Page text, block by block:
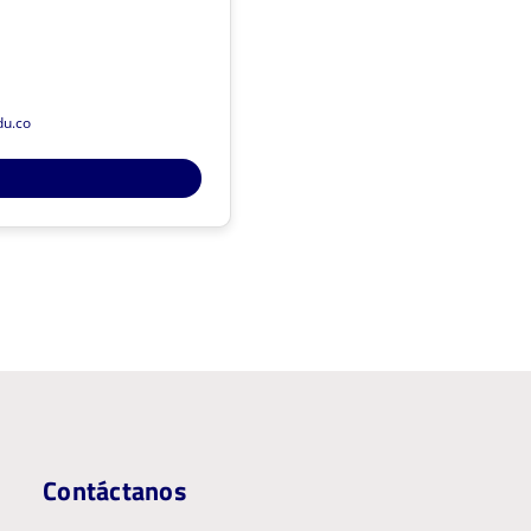
Latinoamericanos
Definitivos Conv. 894-2021 : C
de la Universidad del Cauca
Contáctanos